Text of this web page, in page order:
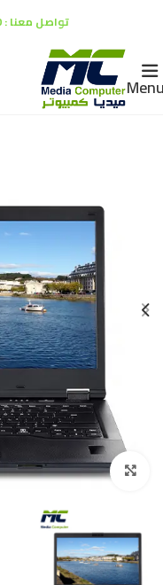
تواصل معنا : 01065271400 - 0862324075
Click to enlarge